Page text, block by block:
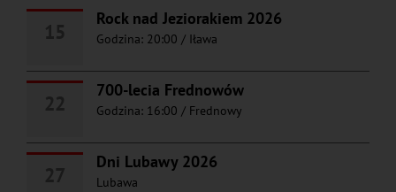
Rock nad Jeziorakiem 2026
Godzina: 20:00 / Iława
700-lecia Frednowów
Godzina: 16:00 / Frednowy
Dni Lubawy 2026
Lubawa